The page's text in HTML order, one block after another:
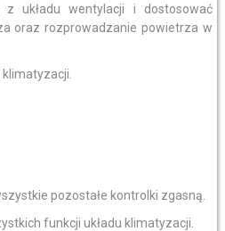
z układu wentylacji i dostosować
oraz rozprowadzanie powietrza w
klimatyzacji.
pozostałe kontrolki zgasną.
funkcji układu klimatyzacji.